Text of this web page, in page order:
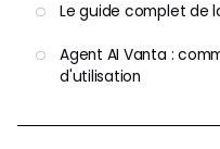
Le guide complet de
Agent AI Vanta :
d'utilisation